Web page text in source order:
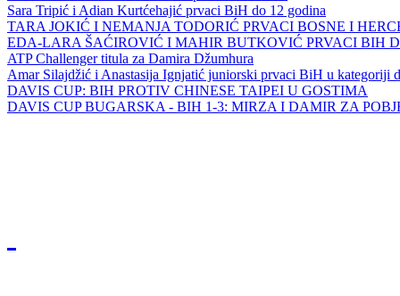
Sara Tripić i Adian Kurtćehajić prvaci BiH do 12 godina
TARA JOKIĆ I NEMANJA TODORIĆ PRVACI BOSNE I
EDA-LARA ŠAĆIROVIĆ I MAHIR BUTKOVIĆ PRVACI BIH
ATP Challenger titula za Damira Džumhura
Amar Silajdžić i Anastasija Ignjatić juniorski prvaci BiH u kategoriji
DAVIS CUP: BIH PROTIV CHINESE TAIPEI U GOSTIMA
DAVIS CUP BUGARSKA - BIH 1-3: MIRZA I DAMIR ZA